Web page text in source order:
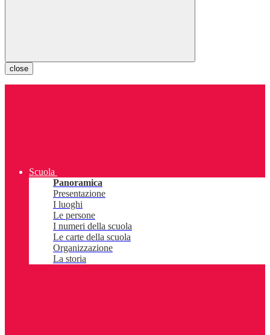
close
Scuola
Panoramica
Presentazione
I luoghi
Le persone
I numeri della scuola
Le carte della scuola
Organizzazione
La storia